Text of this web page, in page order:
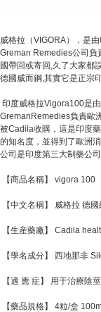
威格拉（VIGORA），是
Greman Remedies公司負
國帶回或寄回,久了大家都
德國威而鋼,其實它是正宗
印度威格拉Vigora100是
GremanRemedies負責歐
被Cadila收購，這是印度
的知名度，並得到了歐洲
公司是印度第三大制藥公司
【商品名稱】 vigora 100
【中文名稱】 威格拉 德國
【生産藥廠】 Cadila
【學名成分】 西地那非
【適 應 症】 用于治療陰
【藥品規格】 4粒/盒